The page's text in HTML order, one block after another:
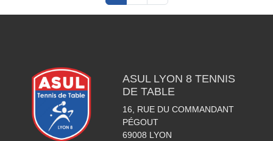
ASUL LYON 8 TENNIS
DE TABLE
16, RUE DU COMMANDANT
PÉGOUT
69008 LYON